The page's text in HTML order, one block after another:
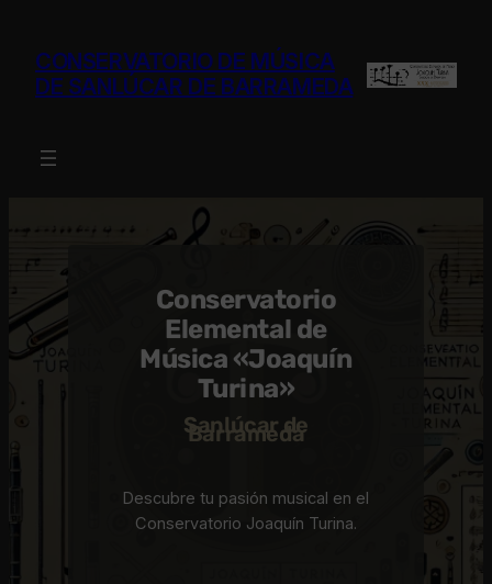
contenido
CONSERVATORIO DE MÚSICA
DE SANLÚCAR DE BARRAMEDA
Conservatorio
Elemental de
Música «Joaquín
Turina»
Sanlúcar de
Barrameda
Descubre tu pasión musical en el
Conservatorio Joaquín Turina.